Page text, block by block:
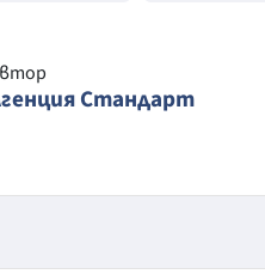
Стандарт